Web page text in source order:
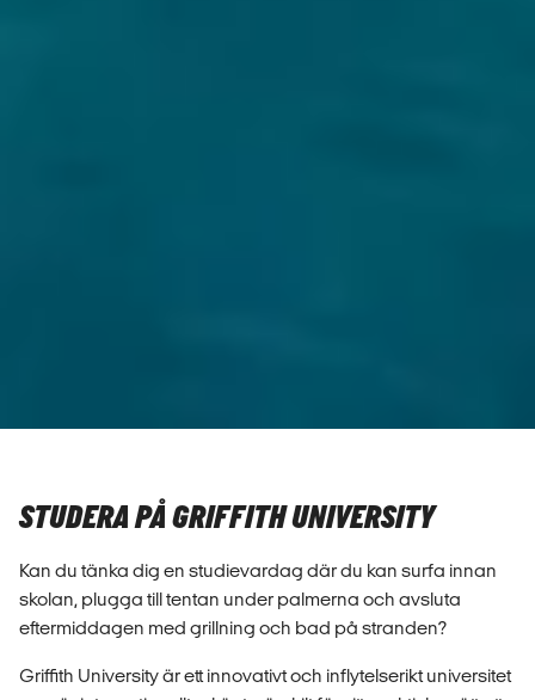
STUDERA PÅ GRIFFITH UNIVERSITY
Kan du tänka dig en studievardag där du kan surfa innan
skolan, plugga till tentan under palmerna och avsluta
eftermiddagen med grillning och bad på stranden?
Griffith University är ett innovativt och inflytelserikt universitet